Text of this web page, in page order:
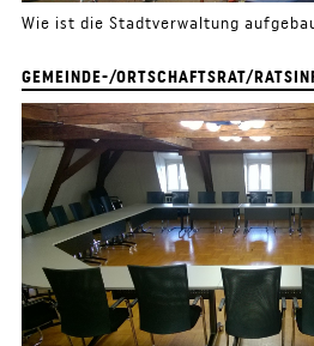
Wie ist die Stadtverwaltung
GEMEINDE-/ORTSCHAFTSRAT/